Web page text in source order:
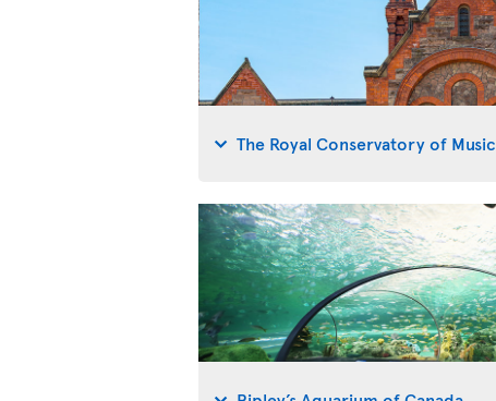
The Royal Conservatory of Music